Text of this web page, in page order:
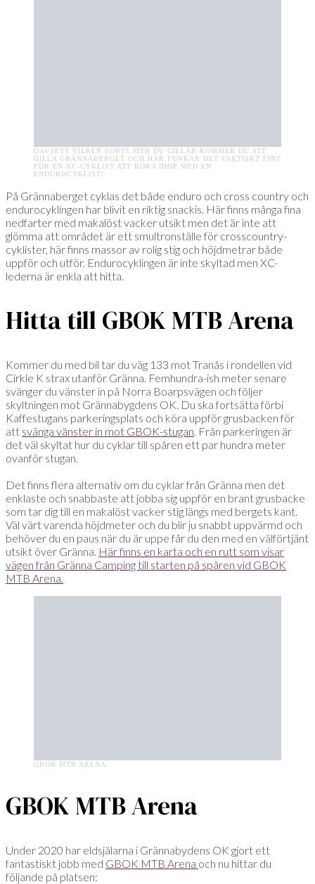
OAVSETT VILKEN SORTS MTB DU GILLAR KOMMER DU ATT
GILLA GRÄNNABERGET OCH HÄR FUNKAR DET FAKTISKT FINT
FÖR EN XC-CYKLIST ATT KÖRA IHOP MED EN
ENDUROCYKLIST!
På Grännaberget cyklas det både enduro och cross country och
endurocyklingen har blivit en riktig snackis. Här finns många fina
nedfarter med makalöst vacker utsikt men det är inte att
glömma att området är ett smultronställe för crosscountry-
cyklister, här finns massor av rolig stig och höjdmetrar både
uppför och utför. Endurocyklingen är inte skyltad men XC-
lederna är enkla att hitta.
Hitta till GBOK MTB Arena
Kommer du med bil tar du väg 133 mot Tranås i rondellen vid
Cirkle K strax utanför Gränna. Femhundra-ish meter senare
svänger du vänster in på Norra Boarpsvägen och följer
skyltningen mot Grännabygdens OK. Du ska fortsätta förbi
Kaffestugans parkeringsplats och köra uppför grusbacken för
att svänga vänster in mot GBOK-stugan . Från parkeringen är
det väl skyltat hur du cyklar till spåren ett par hundra meter
ovanför stugan.
Det finns flera alternativ om du cyklar från Gränna men det
enklaste och snabbaste att jobba sig uppför en brant grusbacke
som tar dig till en makalöst vacker stig längs med bergets kant.
Väl värt varenda höjdmeter och du blir ju snabbt uppvärmd och
behöver du en paus när du är uppe får du den med en välförtjänt
utsikt över Gränna. Här finns en karta och en rutt som visar
vägen från Gränna Camping till starten på spåren vid GBOK
MTB Arena.
GBOK MTB ARENA
GBOK MTB Arena
Under 2020 har eldsjälarna i Grännabydens OK gjort ett
fantastiskt jobb med GBOK MTB Arena och nu hittar du
följande på platsen: